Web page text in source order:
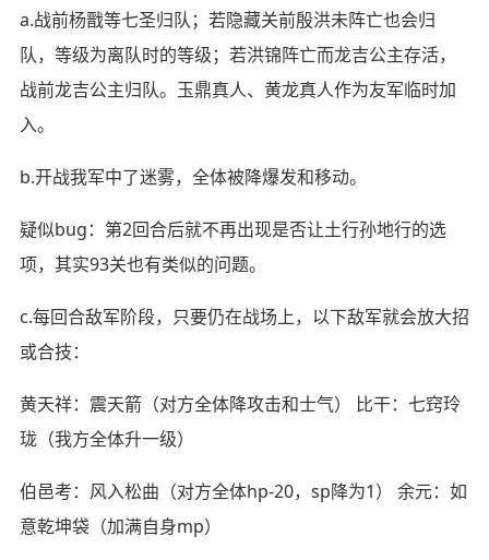
a.战前杨戬等七圣归队；若隐藏关前殷洪未阵亡也会归
队，等级为离队时的等级；若洪锦阵亡而龙吉公主存活，
战前龙吉公主归队。玉鼎真人、黄龙真人作为友军临时加
入。
b.开战我军中了迷雾，全体被降爆发和移动。
疑似bug：第2回合后就不再出现是否让土行孙地行的选
项，其实93关也有类似的问题。
c.每回合敌军阶段，只要仍在战场上，以下敌军就会放大招
或合技：
黄天祥：震天箭（对方全体降攻击和士气） 比干：七窍玲
珑（我方全体升一级）
伯邑考：风入松曲（对方全体hp-20，sp降为1） 余元：如
意乾坤袋（加满自身mp）